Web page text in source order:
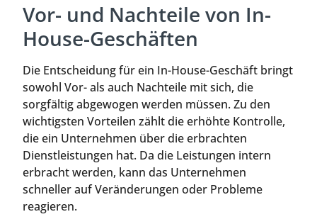
Vor- und Nachteile von In-
House-Geschäften
Die Entscheidung für ein In-House-Geschäft bringt
sowohl Vor- als auch Nachteile mit sich, die
sorgfältig abgewogen werden müssen. Zu den
wichtigsten Vorteilen zählt die erhöhte Kontrolle,
die ein Unternehmen über die erbrachten
Dienstleistungen hat. Da die Leistungen intern
erbracht werden, kann das Unternehmen
schneller auf Veränderungen oder Probleme
reagieren.